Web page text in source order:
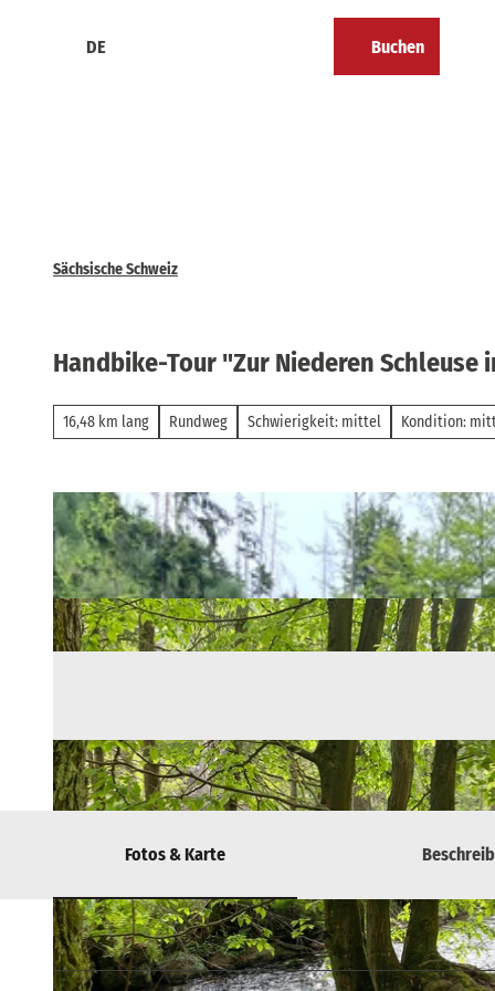
DE Buchen
Sächsische Schweiz
Handbike-Tour "Zur Niederen Schleuse
16,48 km lang Rundweg Schwierigkeit: mittel Kondition:
Fotos & Karte